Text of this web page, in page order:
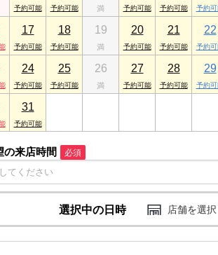
17 18 19 20 21 22
24 25 26 27 28 29
31
の来店時間 必須
選択中の日時 店舗を選